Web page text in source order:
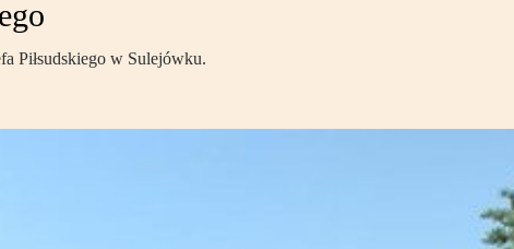
Piłsudskiego w Sulejówku.